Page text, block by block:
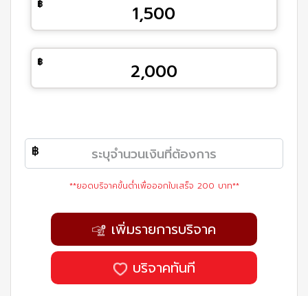
1,500
2,000
**ยอดบริจาคขั้นต่ำเพื่อออกใบเสร็จ 200 บาท**
เพิ่มรายการบริจาค
บริจาคทันที